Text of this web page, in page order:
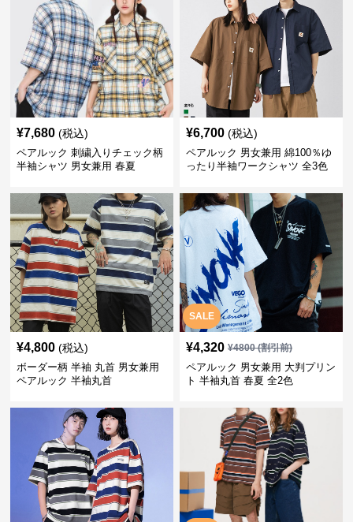
¥7,680 (税込)
ペアルック 刺繍入りチェック柄
半袖シャツ 男女兼用 春夏
¥6,700 (税込)
ペアルック 男女兼用 綿100％ゆ
ったり半袖ワークシャツ 全3色
¥4,800 (税込)
ボーダー柄 半袖 丸首 男女兼用
ペアルック 半袖丸首
SALE
¥4,320 ¥4800(割引前)
ペアルック 男女兼用 大判プリン
ト 半袖丸首 春夏 全2色